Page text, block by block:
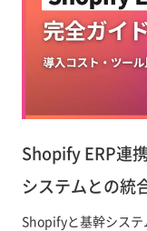
Shopify ERP連
システムとの統
Shopifyと基幹システ